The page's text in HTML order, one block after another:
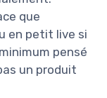
que
en petit live si
pensé
un produit